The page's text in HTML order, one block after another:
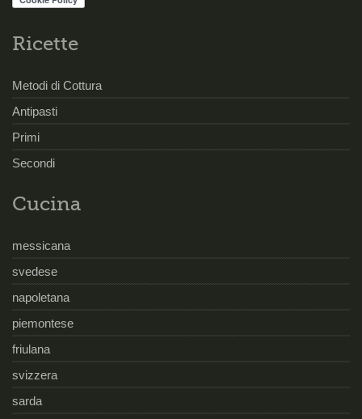
Ricette
Metodi di Cottura
Antipasti
Primi
Secondi
Cucina
messicana
svedese
napoletana
piemontese
friulana
svizzera
sarda